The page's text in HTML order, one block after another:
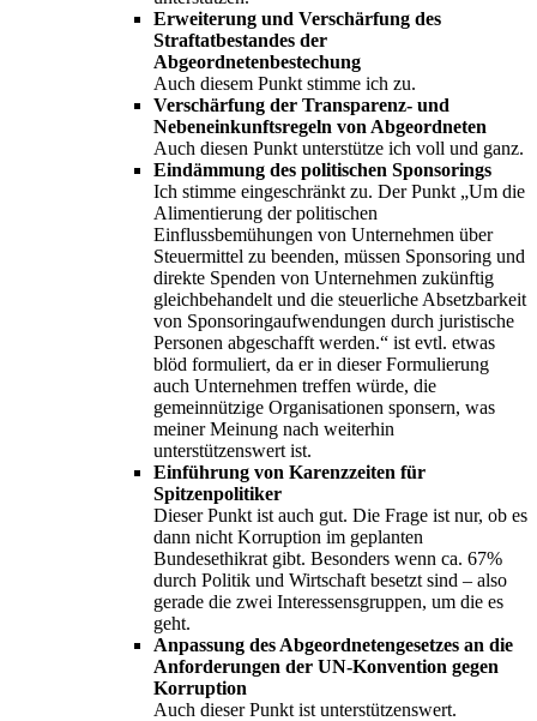
Erweiterung und Verschärfung des
Straftatbestandes der
Abgeordnetenbestechung
Auch diesem Punkt stimme ich zu.
Verschärfung der Transparenz- und
Nebeneinkunftsregeln von Abgeordneten
Auch diesen Punkt unterstütze ich voll und ganz.
Eindämmung des politischen Sponsorings
Ich stimme eingeschränkt zu. Der Punkt „Um die
Alimentierung der politischen
Einflussbemühungen von Unternehmen über
Steuermittel zu beenden, müssen Sponsoring und
direkte Spenden von Unternehmen zukünftig
gleichbehandelt und die steuerliche Absetzbarkeit
von Sponsoringaufwendungen durch juristische
Personen abgeschafft werden.“ ist evtl. etwas
blöd formuliert, da er in dieser Formulierung
auch Unternehmen treffen würde, die
gemeinnützige Organisationen sponsern, was
meiner Meinung nach weiterhin
unterstützenswert ist.
Einführung von Karenzzeiten für
Spitzenpolitiker
Dieser Punkt ist auch gut. Die Frage ist nur, ob es
dann nicht Korruption im geplanten
Bundesethikrat gibt. Besonders wenn ca. 67%
durch Politik und Wirtschaft besetzt sind – also
gerade die zwei Interessensgruppen, um die es
geht.
Anpassung des Abgeordnetengesetzes an die
Anforderungen der UN-Konvention gegen
Korruption
Auch dieser Punkt ist unterstützenswert.